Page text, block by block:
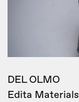
DEL OLMO
Edita Materials